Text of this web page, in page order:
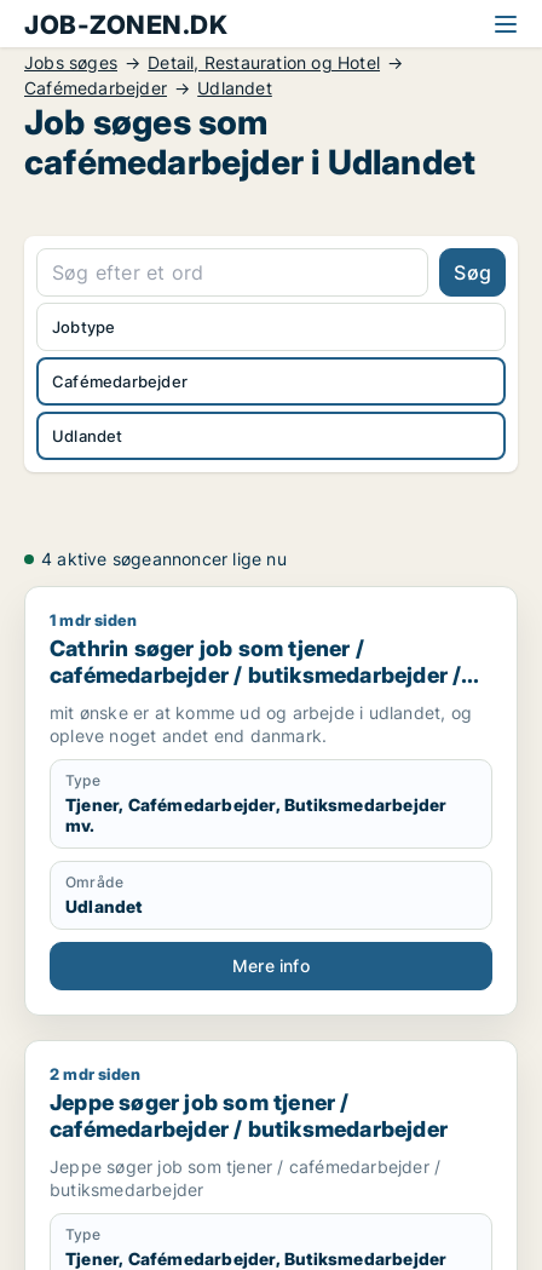
JOB-ZONEN.DK
Jobs søges
Detail, Restauration og Hotel
Cafémedarbejder
Udlandet
Job søges som
cafémedarbejder i Udlandet
Søg
Cafémedarbejder
Udlandet
Jobtype
4 aktive søgeannoncer lige nu
Cathrin søger job som tjener / cafémedarbejder /
1 mdr siden
Cathrin søger job som tjener /
cafémedarbejder / butiksmedarbejder /
hotelmedarbejder
mit ønske er at komme ud og arbejde i udlandet, og
opleve noget andet end danmark.
Type
Tjener, Cafémedarbejder, Butiksmedarbejder
mv.
Område
Udlandet
Mere info
Jeppe søger job som tjener / cafémedarbejder /
2 mdr siden
Jeppe søger job som tjener /
cafémedarbejder / butiksmedarbejder
Jeppe søger job som tjener / cafémedarbejder /
butiksmedarbejder
Type
Tjener, Cafémedarbejder, Butiksmedarbejder